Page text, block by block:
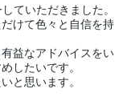
ていただきました。
けて色々と自信を持
益なアドバイスをい
したいです。
と思います。